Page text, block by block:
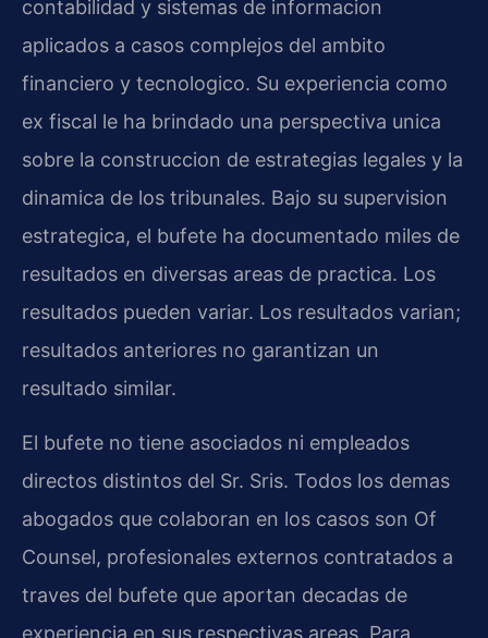
contabilidad y sistemas de informacion
aplicados a casos complejos del ambito
financiero y tecnologico. Su experiencia como
ex fiscal le ha brindado una perspectiva unica
sobre la construccion de estrategias legales y la
dinamica de los tribunales. Bajo su supervision
estrategica, el bufete ha documentado miles de
resultados en diversas areas de practica. Los
resultados pueden variar. Los resultados varian;
resultados anteriores no garantizan un
resultado similar.
El bufete no tiene asociados ni empleados
directos distintos del Sr. Sris. Todos los demas
abogados que colaboran en los casos son Of
Counsel, profesionales externos contratados a
traves del bufete que aportan decadas de
experiencia en sus respectivas areas. Para